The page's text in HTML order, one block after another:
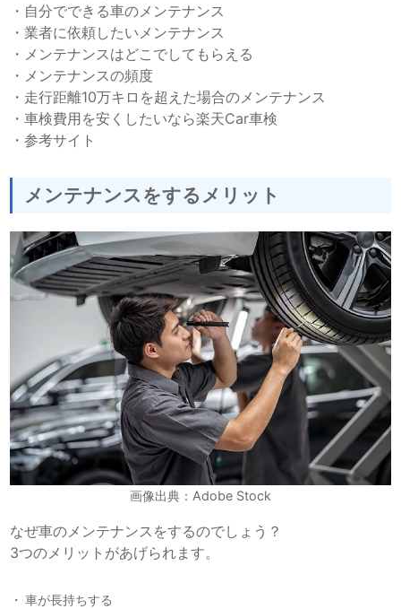
・ 自分でできる車のメンテナンス
・業者に依頼したいメンテナンス
・ メンテナンスはどこでしてもらえる
・ メンテナンスの頻度
・ 走行距離10万キロを超えた場合のメンテナンス
・車検費用を安くしたいなら楽天Car車検
・参考サイト
メンテナンスをするメリット
画像出典：Adobe Stock
なぜ車のメンテナンスをするのでしょう？
3つのメリットがあげられます。
車が長持ちする